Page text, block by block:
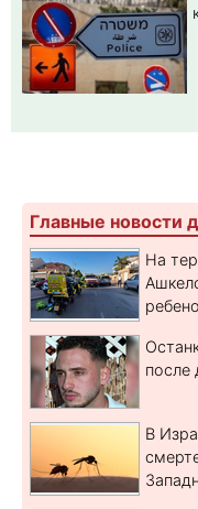
Главные новости
На
после
В